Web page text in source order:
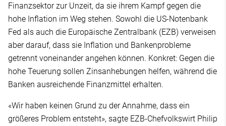
Finanzsektor zur Unzeit, da sie ihrem Kampf gegen die
hohe Inflation im Weg stehen. Sowohl die US-Notenbank
Fed als auch die Europäische Zentralbank (EZB) verweisen
aber darauf, dass sie Inflation und Bankenprobleme
getrennt voneinander angehen können. Konkret: Gegen die
hohe Teuerung sollen Zinsanhebungen helfen, während die
Banken ausreichende Finanzmittel erhalten.
«Wir haben keinen Grund zu der Annahme, dass ein
größeres Problem entsteht», sagte EZB-Chefvolkswirt Philip